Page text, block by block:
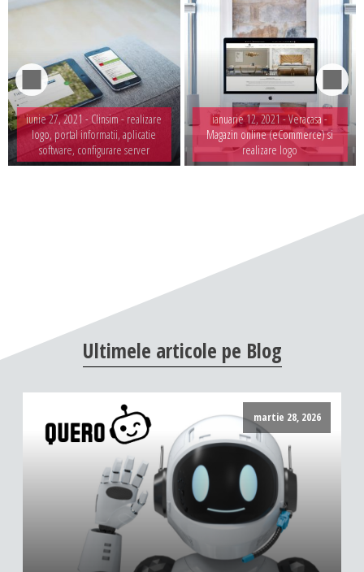
iunie 27, 2021 - Clinsim - realizare
logo, portal informatii, aplicatie
software, configurare server
ianuarie 12, 2021 -Veracasa -
Magazin online (eCommerce) si
realizare logo
Ultimele articole pe Blog
martie 28, 2026